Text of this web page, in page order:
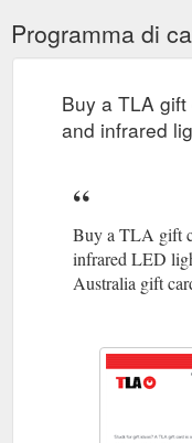
Programma di
Buy a TLA
and infrared
Buy a TLA gift
infrared LED
Australia gift